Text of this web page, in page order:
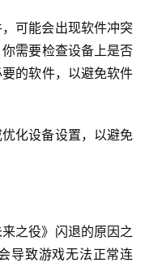
可能会出现软件冲突
需要检查设备上是否
的软件，以避免软件
化设备设置，以避免
之役》闪退的原因之
导致游戏无法正常连